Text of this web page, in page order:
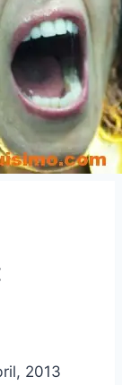
2013